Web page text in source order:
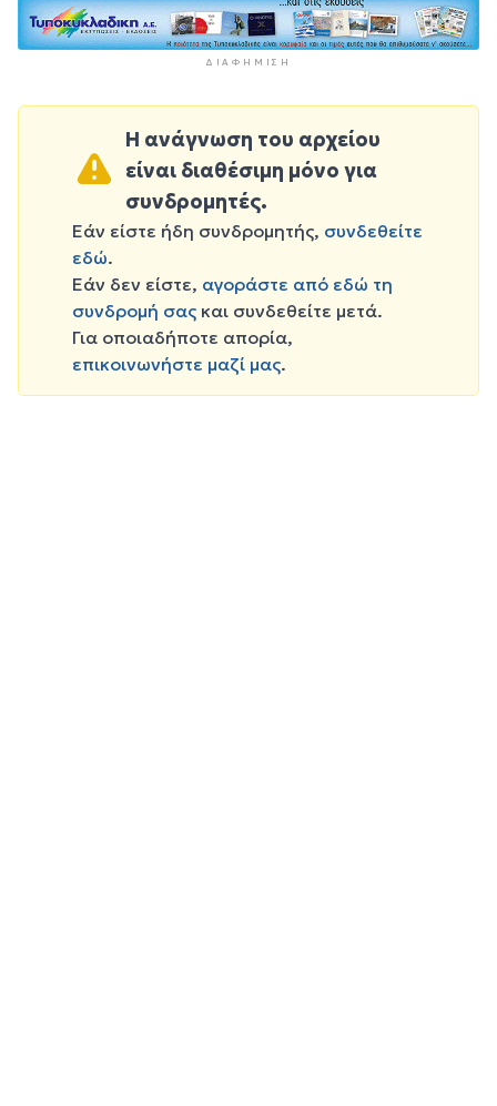
ΔΙΑΦΉΜΙΣΗ
Η ανάγνωση του αρχείου
είναι διαθέσιμη μόνο για
συνδρομητές.
Εάν είστε ήδη συνδρομητής, συνδεθείτε
εδώ.
Εάν δεν είστε, αγοράστε από εδώ τη
συνδρομή σας και συνδεθείτε μετά.
Για οποιαδήποτε απορία,
επικοινωνήστε μαζί μας.